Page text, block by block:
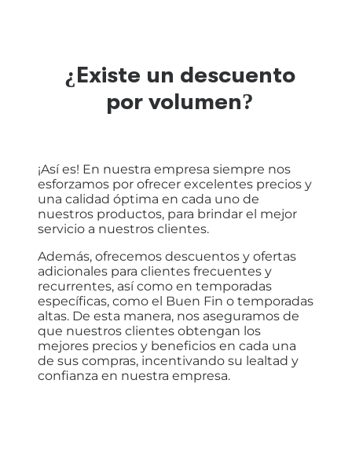
¿Existe un descuento
por volumen?
¡Así es! En nuestra empresa siempre nos
esforzamos por ofrecer excelentes precios y
una calidad óptima en cada uno de
nuestros productos, para brindar el mejor
servicio a nuestros clientes.
Además, ofrecemos descuentos y ofertas
adicionales para clientes frecuentes y
recurrentes, así como en temporadas
específicas, como el Buen Fin o temporadas
altas. De esta manera, nos aseguramos de
que nuestros clientes obtengan los
mejores precios y beneficios en cada una
de sus compras, incentivando su lealtad y
confianza en nuestra empresa.